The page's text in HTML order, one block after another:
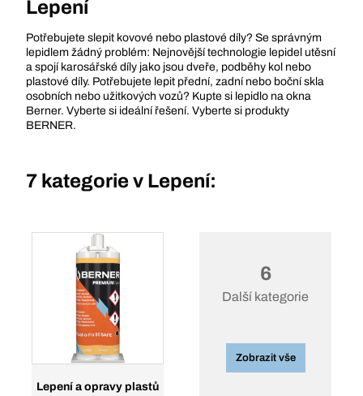
Lepení
Potřebujete slepit kovové nebo plastové díly? Se správným
lepidlem žádný problém: Nejnovější technologie lepidel utěsní
a spojí karosářské díly jako jsou dveře, podběhy kol nebo
plastové díly. Potřebujete lepit přední, zadní nebo boční skla
osobních nebo užitkových vozů? Kupte si lepidlo na okna
Berner. Vyberte si ideální řešení. Vyberte si produkty
BERNER.
7 kategorie v Lepení:
Lepení a opravy plastů
6
Další kategorie
Zobrazit vše